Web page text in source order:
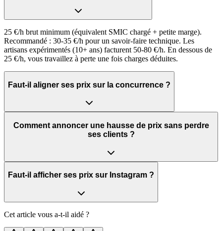
25 €/h brut minimum (équivalent SMIC chargé + petite marge).
Recommandé : 30-35 €/h pour un savoir-faire technique. Les
artisans expérimentés (10+ ans) facturent 50-80 €/h. En dessous de
25 €/h, vous travaillez à perte une fois charges déduites.
Faut-il aligner ses prix sur la concurrence ?
Comment annoncer une hausse de prix sans perdre
ses clients ?
Faut-il afficher ses prix sur Instagram ?
Cet article vous a-t-il aidé ?